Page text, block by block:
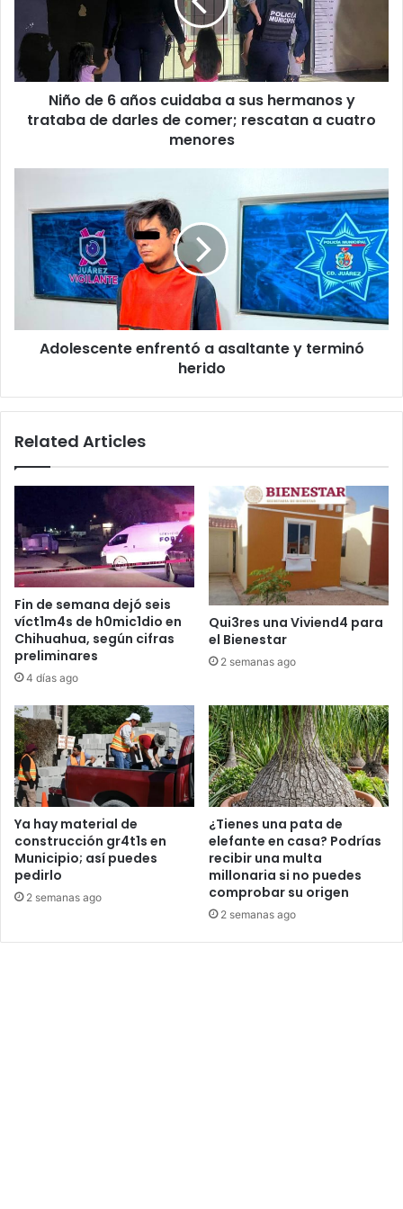
cuidaba
sus
hermanos
y
trataba
cuatro
menores
Niño de 6 años cuidaba a sus hermanos y
trataba de darles de comer; rescatan a cuatro
menores
asaltante
terminó
herido
Adolescente enfrentó a asaltante y terminó
herido
Related Articles
Fin de semana dejó seis
víct1m4s de h0mic1dio en
Chihuahua, según cifras
preliminares
4 días ago
Qui3res una Viviend4 para
el Bienestar
2 semanas ago
Ya hay material de
construcción gr4t1s en
Municipio; así puedes
pedirlo
2 semanas ago
¿Tienes una pata de
elefante en casa? Podrías
recibir una multa
millonaria si no puedes
comprobar su origen
2 semanas ago